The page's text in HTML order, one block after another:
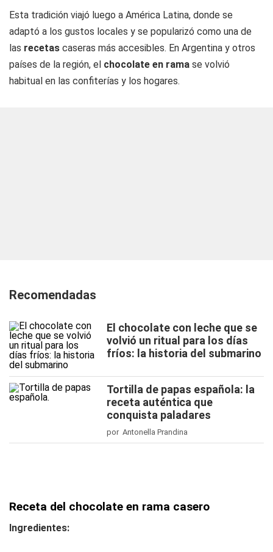
Esta tradición viajó luego a América Latina, donde se
adaptó a los gustos locales y se popularizó como una de
las recetas caseras más accesibles. En Argentina y otros
países de la región, el chocolate en rama se volvió
habitual en las confiterías y los hogares.
Recomendadas
El chocolate con leche que se
volvió un ritual para los días
fríos: la historia del submarino
Tortilla de papas española: la
receta auténtica que
conquista paladares
por Antonella Prandina
Receta del chocolate en rama casero
Ingredientes: